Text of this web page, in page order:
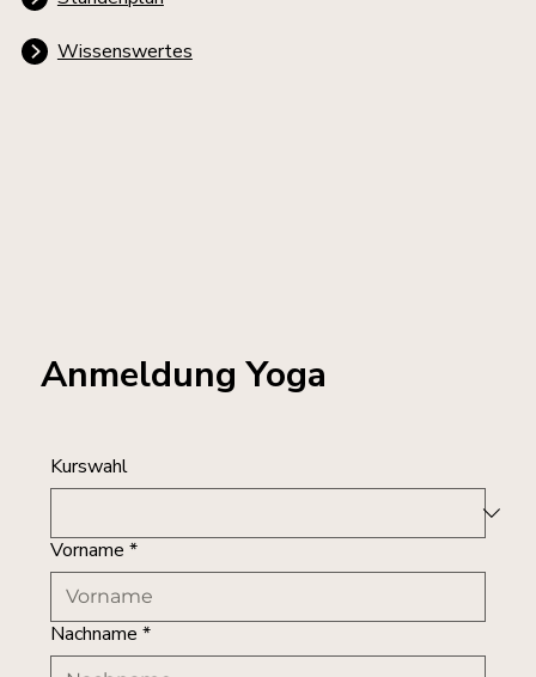
Wissenswertes
Anmeldung Yoga
Kurswahl
Vorname *
Nachname *